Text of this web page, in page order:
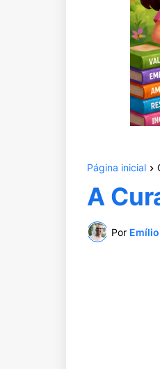
Página inicial
A
Por